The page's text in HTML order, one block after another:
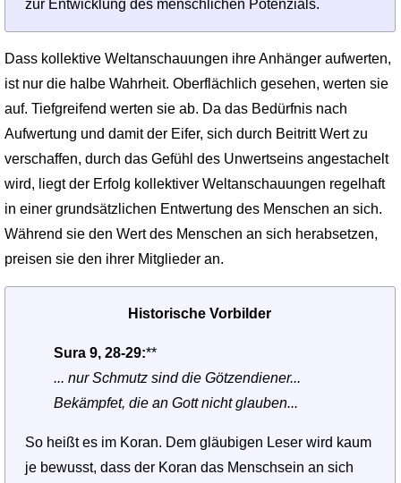
zur Entwicklung des menschlichen Potenzials.
Dass kollektive Weltanschauungen ihre Anhänger aufwerten,
ist nur die halbe Wahrheit. Oberflächlich gesehen, werten sie
auf. Tiefgreifend werten sie ab. Da das Bedürfnis nach
Aufwertung und damit der Eifer, sich durch Beitritt Wert zu
verschaffen, durch das Gefühl des Unwertseins angestachelt
wird, liegt der Erfolg kollektiver Weltanschauungen regelhaft
in einer grundsätzlichen Entwertung des Menschen an sich.
Während sie den Wert des Menschen an sich herabsetzen,
preisen sie den ihrer Mitglieder an.
Historische Vorbilder
Sura 9, 28-29:**
... nur Schmutz sind die Götzendiener...
Bekämpfet, die an Gott nicht glauben...
So heißt es im Koran. Dem gläubigen Leser wird kaum
je bewusst, dass der Koran das Menschsein an sich